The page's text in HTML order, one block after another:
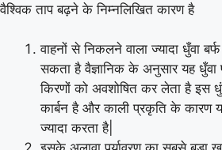
वैश्विक ताप बढ़ने के निम्नलिखित कारण है
वाहनों से निकलने वाला ज्यादा धुँवा
सकता है वैज्ञानिक के अनुसार यह धुँवा
किरणों को अवशोषित कर लेता है इस
कार्बन है और काली प्रकृति के कारण
ज्यादा करता है|